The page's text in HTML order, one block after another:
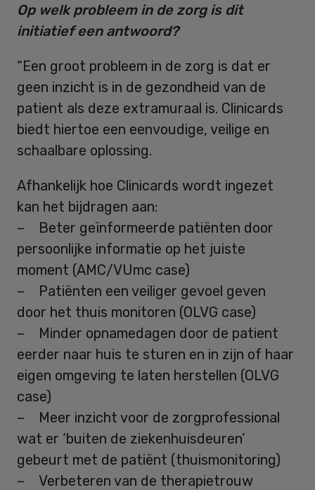
Op welk probleem in de zorg is dit
initiatief een antwoord?
“Een groot probleem in de zorg is dat er
geen inzicht is in de gezondheid van de
patient als deze extramuraal is. Clinicards
biedt hiertoe een eenvoudige, veilige en
schaalbare oplossing.
Afhankelijk hoe Clinicards wordt ingezet
kan het bijdragen aan:
– Beter geïnformeerde patiënten door
persoonlijke informatie op het juiste
moment (AMC/VUmc case)
– Patiënten een veiliger gevoel geven
door het thuis monitoren (OLVG case)
– Minder opnamedagen door de patient
eerder naar huis te sturen en in zijn of haar
eigen omgeving te laten herstellen (OLVG
case)
– Meer inzicht voor de zorgprofessional
wat er ‘buiten de ziekenhuisdeuren’
gebeurt met de patiënt (thuismonitoring)
– Verbeteren van de therapietrouw